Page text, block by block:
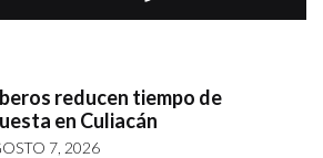
reducen tiempo de
en Culiacán
7, 2026